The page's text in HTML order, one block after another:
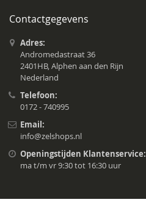
Contactgegevens
Adres:
Andromedastraat 36
2401HB, Alphen aan den Rijn
Nederland
Telefoon:
0172 - 740995
Email:
info@zelshops.nl
Openingstijden Klantenservice:
ma t/m vr 9:30 tot 16:30 uur